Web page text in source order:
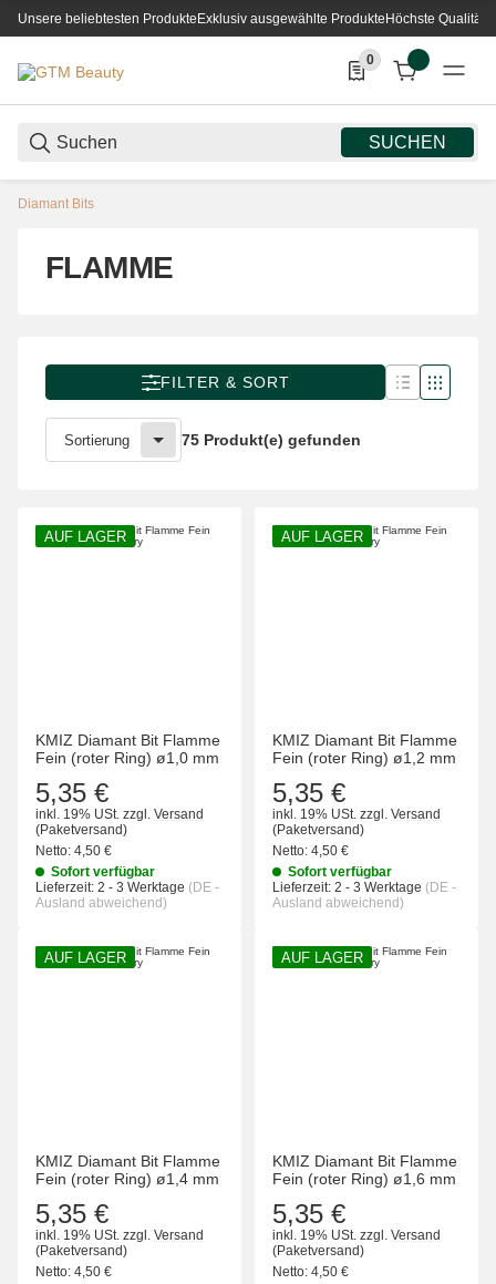
Unsere beliebtesten ProdukteExklusiv ausgewählte ProdukteHöchste Qualität
SUCHEN
0
0 Produkte in der
Diamant Bits
FLAMME
FILTER & SORT
Sortierung 75 Produkt(e) gefunden
AUF LAGER
KMIZ Diamant Bit Flamme
Fein (roter Ring) ø1,0 mm
5,35 €
inkl. 19% USt. zzgl. Versand
(Paketversand)
Netto: 4,50 €
Sofort verfügbar
Lieferzeit: 2 - 3 Werktage (DE -
Ausland abweichend)
AUF LAGER
KMIZ Diamant Bit Flamme
Fein (roter Ring) ø1,2 mm
5,35 €
inkl. 19% USt. zzgl. Versand
(Paketversand)
Netto: 4,50 €
Sofort verfügbar
Lieferzeit: 2 - 3 Werktage (DE -
Ausland abweichend)
AUF LAGER
KMIZ Diamant Bit Flamme
Fein (roter Ring) ø1,4 mm
5,35 €
inkl. 19% USt. zzgl. Versand
(Paketversand)
Netto: 4,50 €
AUF LAGER
KMIZ Diamant Bit Flamme
Fein (roter Ring) ø1,6 mm
5,35 €
inkl. 19% USt. zzgl. Versand
(Paketversand)
Netto: 4,50 €